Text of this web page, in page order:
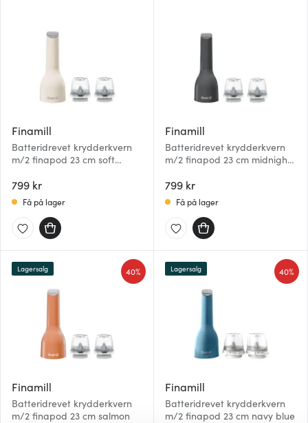
Finamill
Batteridrevet krydderkvern
m/2 finapod 23 cm soft
799 kr
Få på lager
Finamill
Batteridrevet krydderkvern
m/2 finapod 23 cm midnight
799 kr
Få på lager
Finamill
Batteridrevet krydderkvern
m/2 finapod 23 cm salmon
40%
Lagersalg
Finamill
Batteridrevet krydderkvern
m/2 finapod 23 cm navy blue
40%
Lagersalg